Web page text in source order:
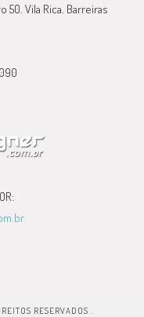
Vila Rica. Barreiras
RESERVADOS .